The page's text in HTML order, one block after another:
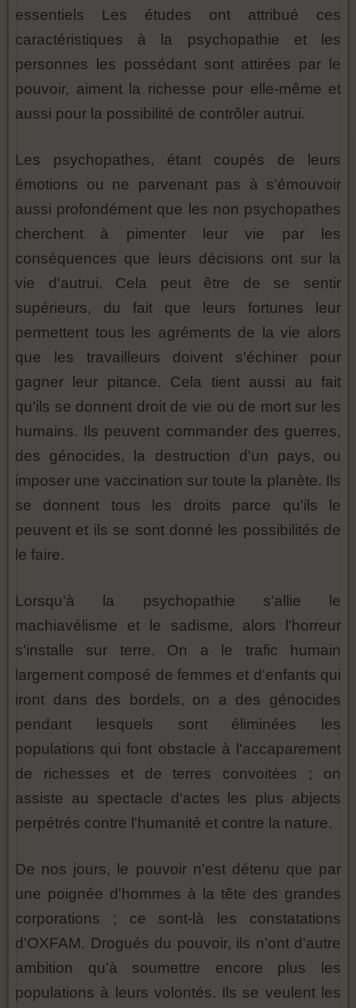
essentiels Les études ont attribué ces
caractéristiques à la psychopathie et les
personnes les possédant sont attirées par le
pouvoir, aiment la richesse pour elle-même et
aussi pour la possibilité de contrôler autrui.
Les psychopathes, étant coupés de leurs
émotions ou ne parvenant pas à s'émouvoir
aussi profondément que les non psychopathes
cherchent à pimenter leur vie par les
conséquences que leurs décisions ont sur la
vie d'autrui. Cela peut être de se sentir
supérieurs, du fait que leurs fortunes leur
permettent tous les agréments de la vie alors
que les travailleurs doivent s'échiner pour
gagner leur pitance. Cela tient aussi au fait
qu'ils se donnent droit de vie ou de mort sur les
humains. Ils peuvent commander des guerres,
des génocides, la destruction d'un pays, ou
imposer une vaccination sur toute la planète. Ils
se donnent tous les droits parce qu'ils le
peuvent et ils se sont donné les possibilités de
le faire.
Lorsqu'à la psychopathie s'allie le
machiavélisme et le sadisme, alors l'horreur
s'installe sur terre. On a le trafic humain
largement composé de femmes et d'enfants qui
iront dans des bordels, on a des génocides
pendant lesquels sont éliminées les
populations qui font obstacle à l'accaparement
de richesses et de terres convoitées ; on
assiste au spectacle d'actes les plus abjects
perpétrés contre l'humanité et contre la nature.
De nos jours, le pouvoir n'est détenu que par
une poignée d'hommes à la tête des grandes
corporations ; ce sont-là les constatations
d'OXFAM. Drogués du pouvoir, ils n'ont d'autre
ambition qu'à soumettre encore plus les
populations à leurs volontés. Ils se veulent les